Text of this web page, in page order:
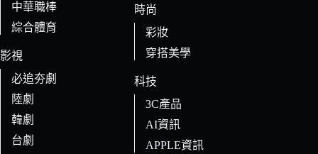
中華職棒
綜合體育
影視
必追夯劇
陸劇
韓劇
台劇
時尚
彩妝
穿搭美學
科技
3C產品
AI資訊
APPLE資訊